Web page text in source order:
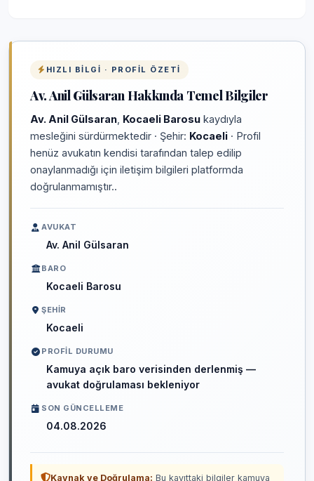
HIZLI BILGI · PROFIL ÖZETI
Av. Anil Gülsaran Hakkında Temel Bilgiler
Av. Anil Gülsaran Kocaeli Barosu kaydıyla
mesleğini sürdürmektedir · Şehir: Kocaeli · Profil
henüz avukatın kendisi tarafından talep edilip
onaylanmadığı için iletişim bilgileri platformda
doğrulanmamıştır..
AVUKAT
Av. Anil Gülsaran
BARO
Kocaeli Barosu
ŞEHIR
Kocaeli
PROFIL DURUMU
Kamuya açık baro verisinden derlenmiş —
avukat doğrulaması bekleniyor
SON GÜNCELLEME
04.08.2026
Kaynak ve Doğrulama: Bu kayıttaki bilgiler kamuya